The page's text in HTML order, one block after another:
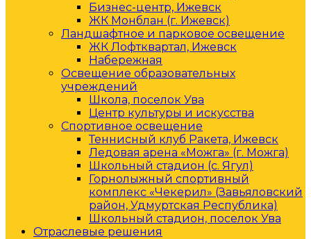
Бизнес-центр, Ижевск
ЖК Монблан (г. Ижевск)
Ландшафтное и парковое освещение
ЖК Лофтквартал, Ижевск
Набережная
Освещение образовательных
учреждений
Школа, поселок Ува
Центр культуры и искусства
Спортивное освещение
Теннисный клуб Ракета, Ижевск
Ледовая арена «Можга» (г. Можга)
Школьный стадион (с. Ягул)
Горнолыжный спортивный
комплекс «Чекерил» (Завьяловский
район, Удмуртская Республика)
Школьный стадион, поселок Ува
Отраслевые решения